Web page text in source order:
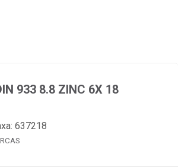
933 8.8 ZINC 6X 18
637218